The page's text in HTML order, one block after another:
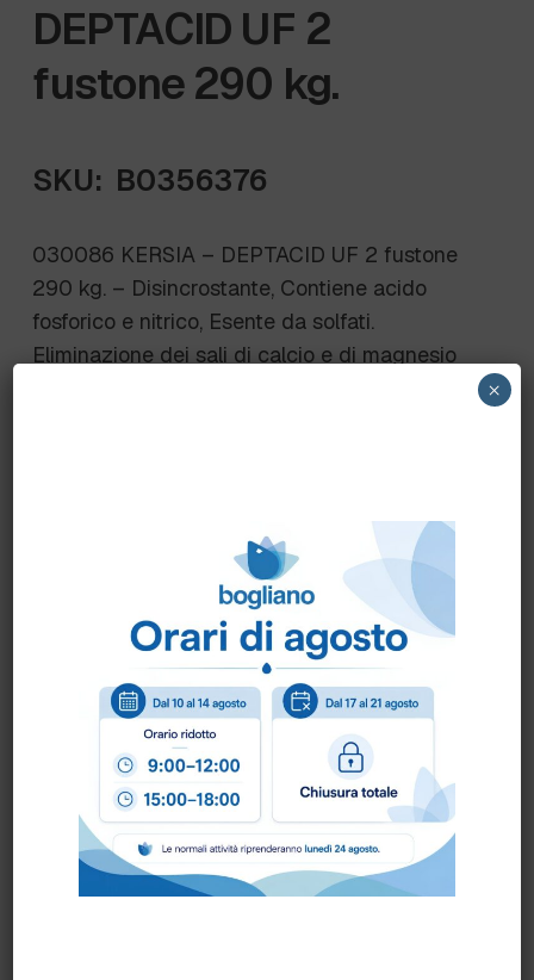
DEPTACID UF 2
fustone 290 kg.
SKU: B0356376
030086 KERSIA – DEPTACID UF 2 fustone
290 kg. – Disincrostante, Contiene acido
fosforico e nitrico, Esente da solfati.
Eliminazione dei sali di calcio e di magnesio
Come ordinare?
Puoi ordinare chiamando al0172 478161oppure
scrivendo una mail a
info@bogliano.it.
Per ogni informazione siamo a disposizione.
×